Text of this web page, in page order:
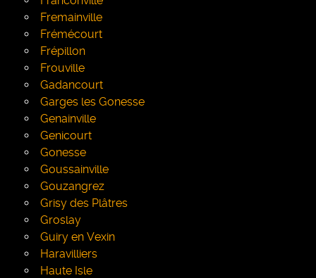
Fremainville
Frémécourt
Frépillon
Frouville
Gadancourt
Garges les Gonesse
Genainville
Genicourt
Gonesse
Goussainville
Gouzangrez
Grisy des Plâtres
Groslay
Guiry en Vexin
Haravilliers
Haute Isle